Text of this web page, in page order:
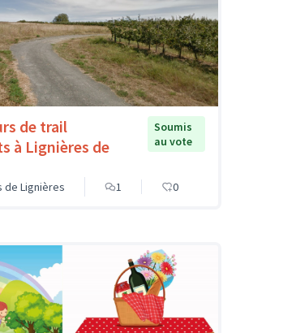
de trail
à Lignières de
Soumis
au vote
de Lignières 1 0